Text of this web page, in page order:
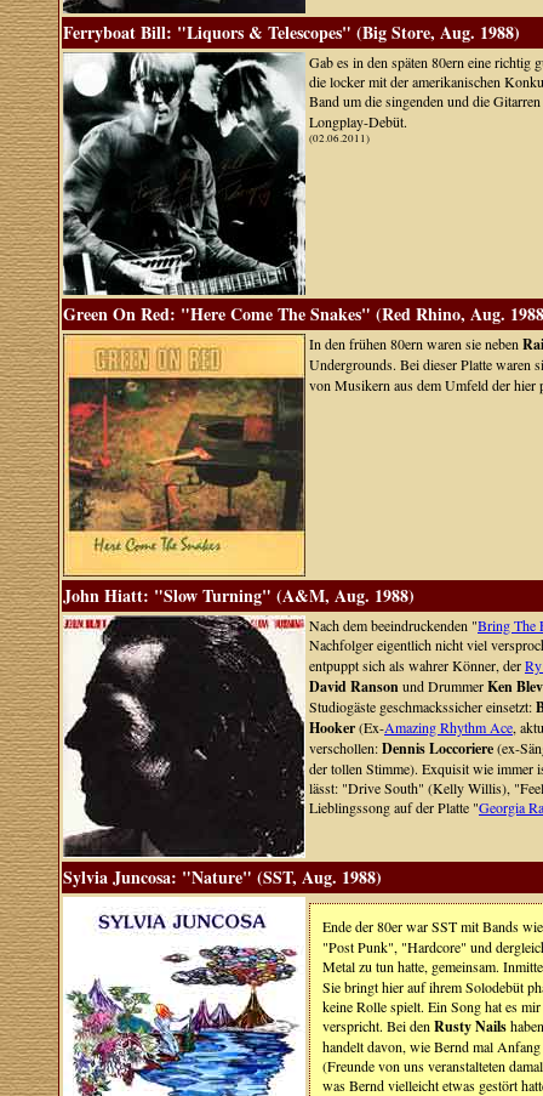
Ferryboat Bill: "Liquors & Telescopes" (Big Store, Aug. 1988)
Gab es in den späten 80ern eine richtig
die locker mit der amerikanischen
Band um die singenden und die
Longplay-Debüt.
(02.06.2011)
Green On Red: "Here Come The Snakes" (Red Rhino, Aug.
In den frühen 80ern waren sie neben
Undergrounds. Bei dieser Platte waren
von Musikern aus dem Umfeld der
John Hiatt: "Slow Turning" (A&M, Aug. 1988)
Nach dem beeindruckenden "Bring The
Nachfolger eigentlich nicht viel
entpuppt sich als wahrer Könner, der
David Ransonund DrummerKen
Studiogäste geschmackssicher einsetzt:
Hooker(Ex-Amazing Rhythm Ace,
verschollen:Dennis Loccoriere(ex-
der tollen Stimme). Exquisit wie immer
lässt: "Drive South" (Kelly Willis),
Lieblingssong auf der Platte "Georgia
Sylvia Juncosa: "Nature" (SST, Aug. 1988)
Ende der 80er war SST mit Bands
"Post Punk", "Hardcore" und
Metal zu tun hatte, gemeinsam.
Sie bringt hier auf ihrem Solodebüt
keine Rolle spielt. Ein Song hat es
verspricht. Bei den Rusty Nails
handelt davon, wie Bernd mal
(Freunde von uns veranstalteten
was Bernd vielleicht etwas gestört